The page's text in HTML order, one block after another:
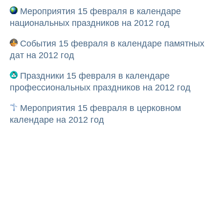
Мероприятия 15 февраля в календаре
национальных праздников на 2012 год
События 15 февраля в календаре памятных
дат на 2012 год
Праздники 15 февраля в календаре
профессиональных праздников на 2012 год
Мероприятия 15 февраля в церковном
календаре на 2012 год